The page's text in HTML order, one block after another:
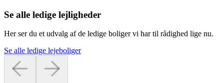
Se alle ledige lejligheder
Her ser du et udvalg af de ledige boliger vi har til rådighed lige nu.
Se alle ledige lejeboliger